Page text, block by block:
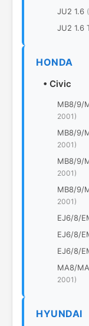
JU2 1.6
JU2 1.6
HONDA
• Civic
MB8/9/
2001)
MB8/9/
2001)
MB8/9/
2001)
MB8/9/
2001)
EJ6/8/
EJ6/8/
EJ6/8/
MA8/
2001)
HYUNDAI